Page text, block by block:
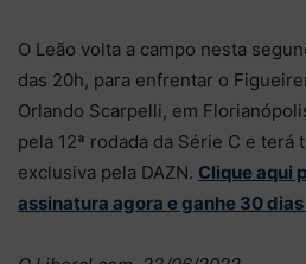
O Leão volta a campo nesta
das 20h, para enfrentar o
Orlando Scarpelli, em
pela 12ª rodada da Série C e terá
exclusiva pela DAZN. Clique aqui
assinatura agora e ganhe 30